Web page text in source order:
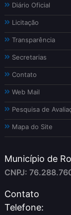
Diário Oficial
Licitação
Transparência
Secretarias
Contato
Web Mail
Pesquisa de
Mapa do Site
Município de
CNPJ:
Contato
Telefone: